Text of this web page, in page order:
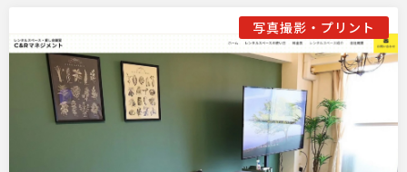
写真撮影・プリント